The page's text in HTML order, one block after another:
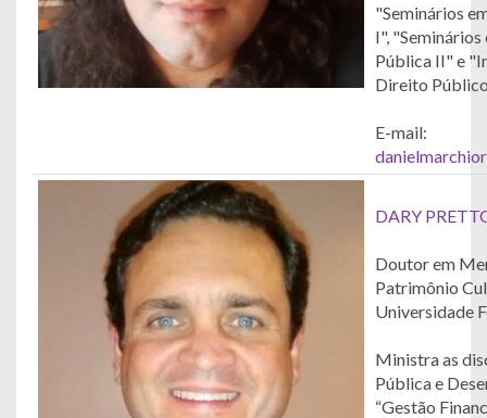
"Seminários
I", "Seminários
Pública II" e
Direito
E-mail:
DARY
Doutor em
Patrimônio
Universidade
Ministra as
Pública e
“Gestão